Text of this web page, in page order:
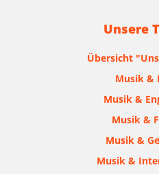
Unsere
Übersicht
Musik &
Musik &
Musik &
Musik &
Musik &